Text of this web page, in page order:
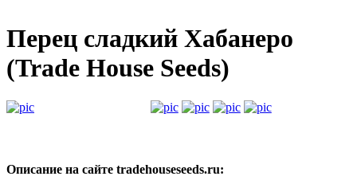
Перец сладкий Хабанеро
(Trade House Seeds)
Описание на сайте tradehouseseeds.ru: